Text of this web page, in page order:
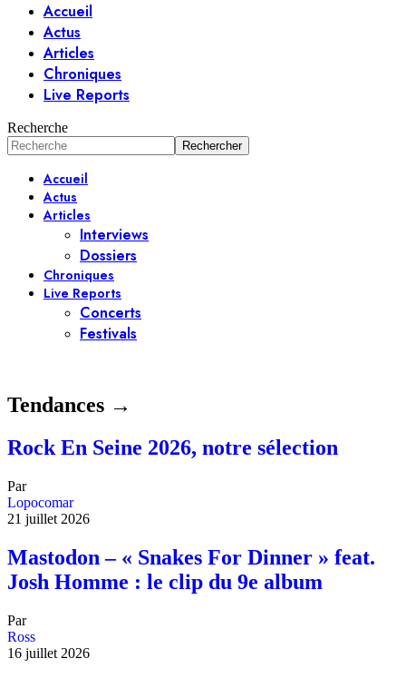
Accueil
Actus
Articles
Chroniques
Live Reports
Recherche
Accueil
Actus
Articles
Interviews
Dossiers
Chroniques
Live Reports
Concerts
Festivals
Tendances →
Rock En Seine 2026, notre sélection
Par
Lopocomar
21 juillet 2026
Mastodon – « Snakes For Dinner » feat.
Josh Homme : le clip du 9e album
Par
Ross
16 juillet 2026